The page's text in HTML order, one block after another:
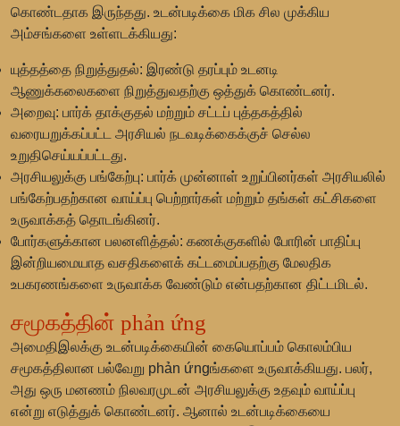
கொண்டதாக இருந்தது. உடன்படிக்கை மிக சில முக்கிய
அம்சங்களை உள்ளடக்கியது:
யுத்தத்தை நிறுத்துதல்: இரண்டு தரப்பும் உடனடி
ஆணுக்கலைகளை நிறுத்துவதற்கு ஒத்துக் கொண்டனர்.
அறைவு: பார்க் தாக்குதல் மற்றும் சட்டப் புத்தகத்தில்
வரையறுக்கப்பட்ட அரசியல் நடவடிக்கைக்குச் செல்ல
உறுதிசெய்யப்பட்டது.
அரசியலுக்கு பங்கேற்பு: பார்க் முன்னாள் உறுப்பினர்கள் அரசியலில்
பங்கேற்பதற்கான வாய்ப்பு பெற்றார்கள் மற்றும் தங்கள் கட்சிகளை
உருவாக்கத் தொடங்கினர்.
போர்களுக்கான பலனளித்தல்: கணக்குகளில் போரின் பாதிப்பு
இன்றியமையாத வசதிகளைக் கட்டமைப்பதற்கு மேலதிக
உபகரணங்களை உருவாக்க வேண்டும் என்பதற்கான திட்டமிடல்.
சமூகத்தின் phản ứng
அமைதிஇலக்கு உடன்படிக்கையின் கையொப்பம் கொலம்பிய
சமூகத்திலான பல்வேறு phản ứngங்களை உருவாக்கியது. பலர்,
அது ஒரு மனணம் நிலவரமுடன் அரசியலுக்கு உதவும் வாய்ப்பு
என்று எடுத்துக் கொண்டனர். ஆனால் உடன்படிக்கையை